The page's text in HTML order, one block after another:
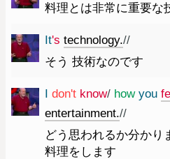
料理とは非常に重要な
It's technology.//
そう 技術なのです
I don't know/ how you
entertainment.//
どう思われるか分かり
料理をします